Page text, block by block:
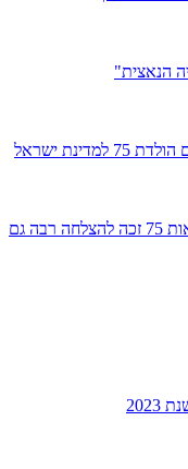
הנאצית"
ישראל
הלב של טבעון – טקס גני הילדים לכבוד עצמאות 75 זכה להצלחה רבה גם